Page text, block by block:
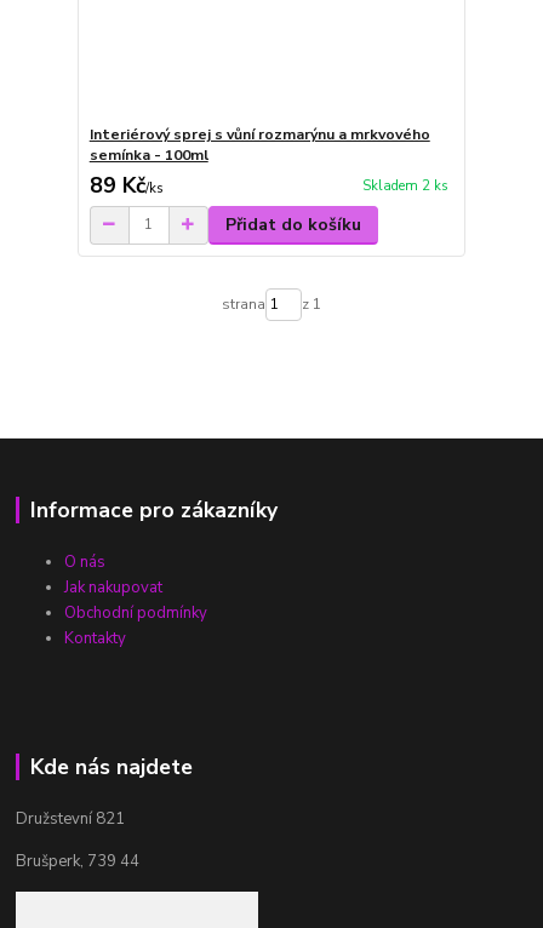
Interiérový sprej s vůní rozmarýnu a mrkvového
semínka - 100ml
89 Kč/ks Skladem 2 ks
Přidat do košíku
strana z 1
Informace pro zákazníky
O nás
Jak nakupovat
Obchodní podmínky
Kontakty
Kde nás najdete
Družstevní 821
Brušperk, 739 44